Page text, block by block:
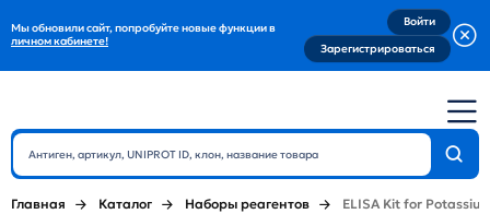
Мы обновили сайт, попробуйте новые функции в
личном кабинете!
Войти
Зарегистрироваться
Главная Каталог Наборы реагентов ELISA Kit for